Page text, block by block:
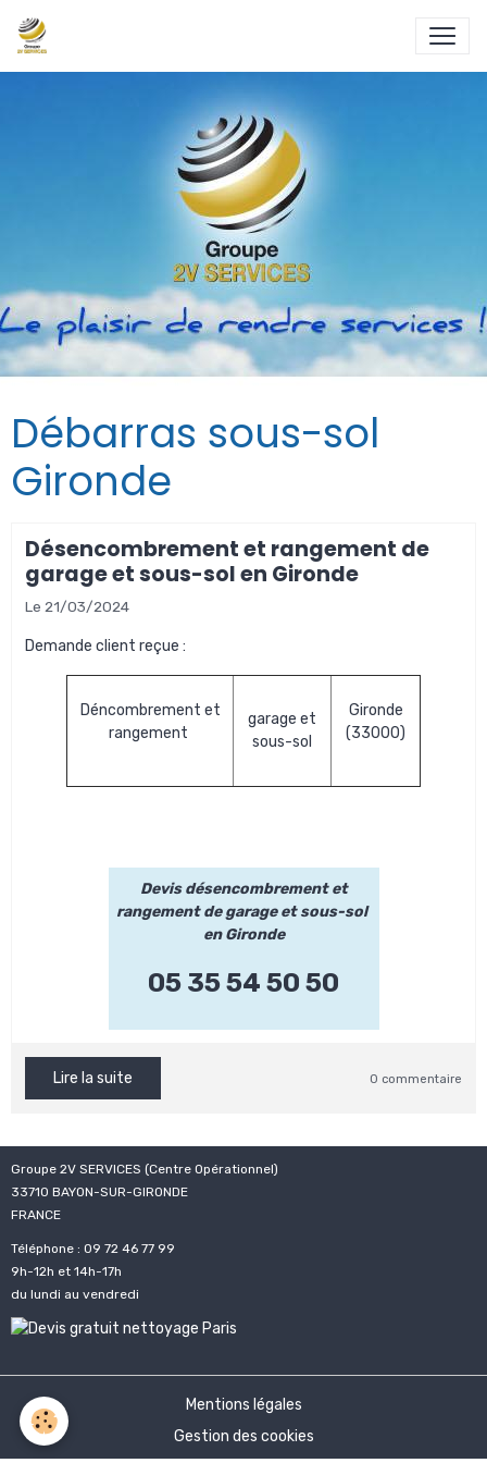
Débarras sous-sol
Gironde
Désencombrement et rangement de
garage et sous-sol en Gironde
Le 21/03/2024
Demande client reçue :
Déncombrement et
rangement
garage et
sous-sol
Gironde
(33000)
Devis désencombrement et
rangement de garage et sous-sol
en Gironde
05 35 54 50 50
Lire la suite 0 commentaire
Groupe 2V SERVICES (Centre Opérationnel)
33710 BAYON-SUR-GIRONDE
FRANCE
Téléphone : 09 72 46 77 99
9h-12h et 14h-17h
du lundi au vendredi
Mentions légales
Gestion des cookies